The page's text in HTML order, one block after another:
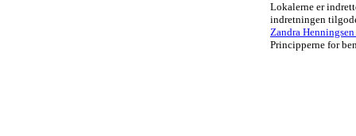
Lokalerne er
indretningen
Zandra Henningsen
Principperne for